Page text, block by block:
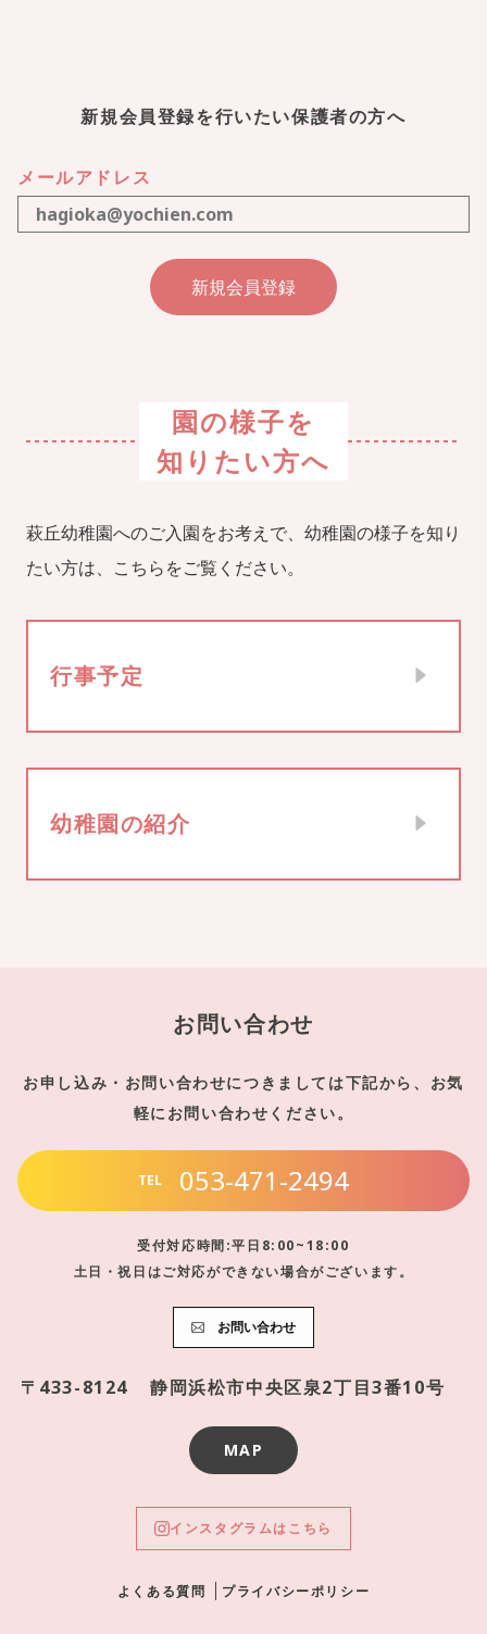
新規会員登録を行いたい保護者の方へ
メールアドレス
園の様子を
知りたい方へ
萩丘幼稚園へのご入園をお考えで、幼稚園の様子を知り
たい方は、こちらをご覧ください。
行事予定
幼稚園の紹介
お問い合わせ
お申し込み・お問い合わせにつきましては下記から、お気
軽にお問い合わせください。
TEL 053-471-2494
受付対応時間:平日8:00~18:00
土日・祝日はご対応ができない場合がございます。
お問い合わせ
〒433-8124 静岡浜松市中央区泉2丁目3番10号
MAP
インスタグラムはこちら
よくある質問 プライバシーポリシー